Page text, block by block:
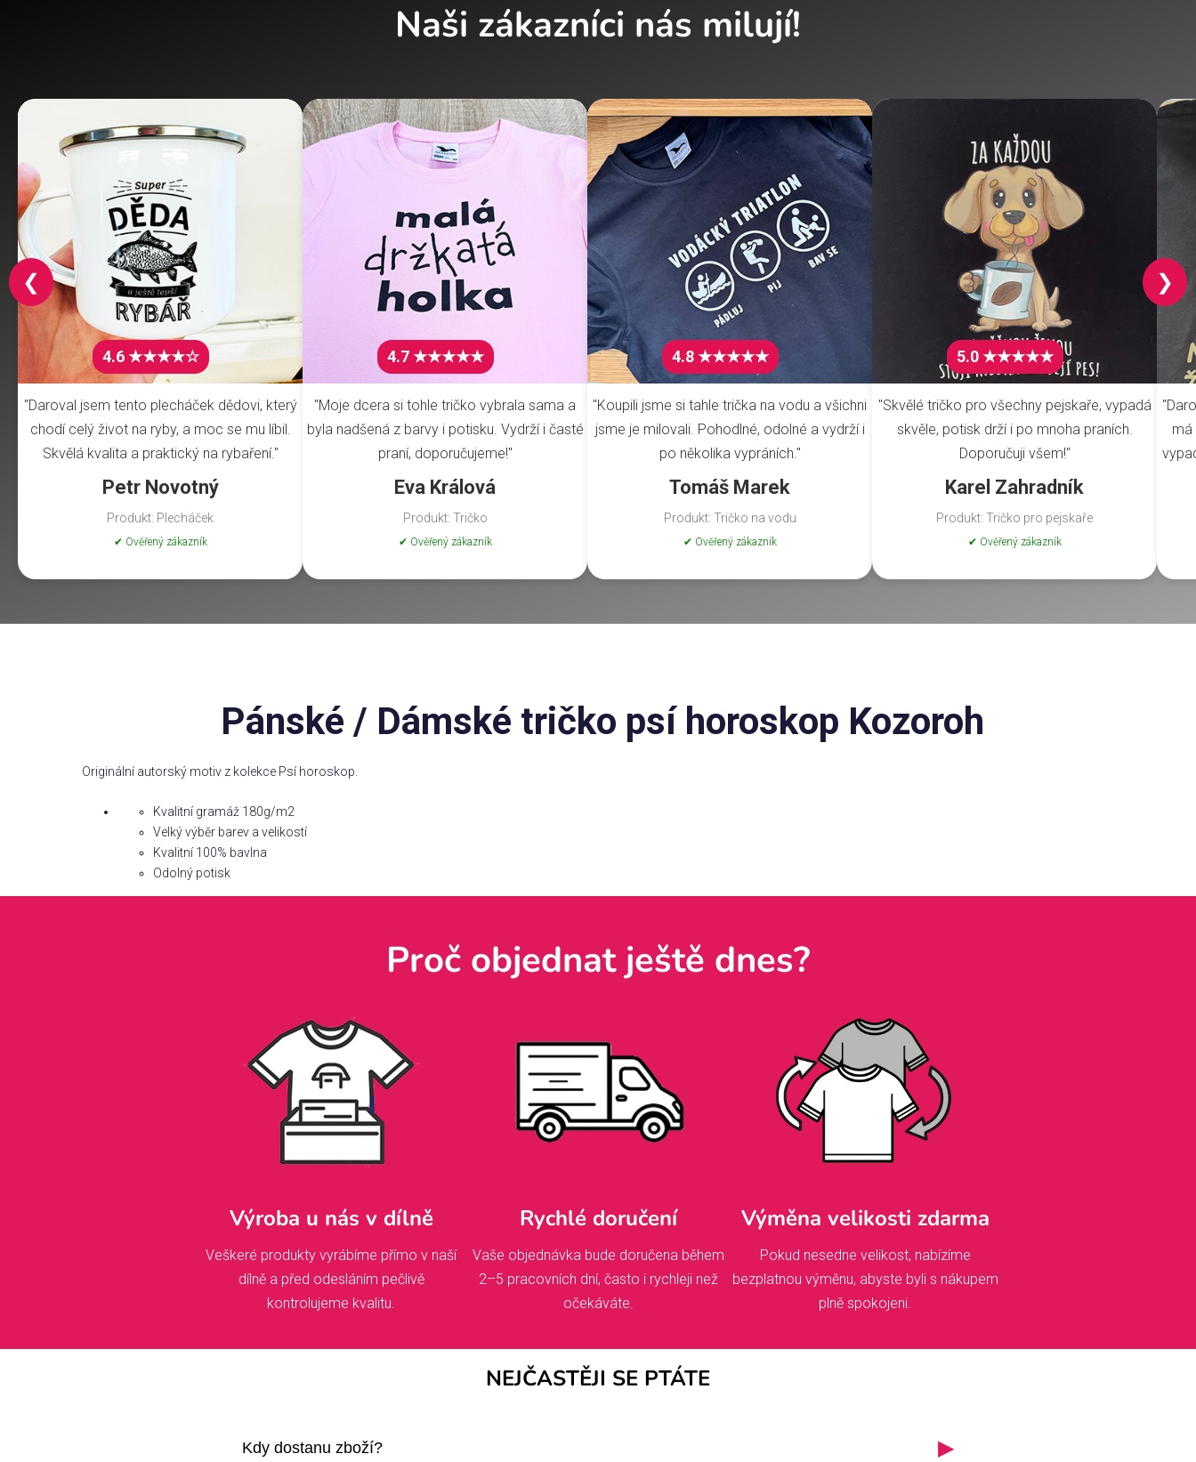
Naši zákazníci nás milují!
4.6 ★★★★☆
"Daroval jsem tento plecháček dědovi, který
chodí celý život na ryby, a moc se mu líbil.
Skvělá kvalita a praktický na rybaření."
Petr Novotný
Produkt: Plecháček
✔ Ověřený zákazník
4.7 ★★★★★
"Moje dcera si tohle tričko vybrala sama a
byla nadšená z barvy i potisku. Vydrží i časté
praní, doporučujeme!"
Eva Králová
Produkt: Tričko
✔ Ověřený zákazník
4.8 ★★★★★
"Koupili jsme si tahle trička na vodu a všichni
jsme je milovali. Pohodlné, odolné a vydrží i
po několika vypráních."
Tomáš Marek
Produkt: Tričko na vodu
✔ Ověřený zákazník
5.0 ★★★★★
"Skvělé tričko pro všechny pejskaře, vypadá
skvěle, potisk drží i po mnoha praních.
Doporučuji všem!"
Karel Zahradník
Produkt: Tričko pro pejskaře
✔ Ověřený zákazník
má
❮ ❯
Pánské / Dámské tričko psí horoskop Kozoroh
Originální autorský motiv z kolekce Psí horoskop.
Kvalitní gramáž 180g/m2
Velký výběr barev a velikostí
Kvalitní 100% bavlna
Odolný potisk
Proč objednat ještě dnes?
Výroba u nás v dílně
Veškeré produkty vyrábíme přímo v naší
dílně a před odesláním pečlivě
kontrolujeme kvalitu.
Rychlé doručení
Vaše objednávka bude doručena během
2–5 pracovních dní, často i rychleji než
očekáváte.
Výměna velikosti zdarma
Pokud nesedne velikost, nabízíme
bezplatnou výměnu, abyste byli s nákupem
plně spokojeni.
NEJČASTĚJI SE PTÁTE
Kdy dostanu zboží? ▶